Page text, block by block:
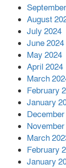
August
July 2024
June 2024
May 2024
April 2024
March
February
January
March
February
January